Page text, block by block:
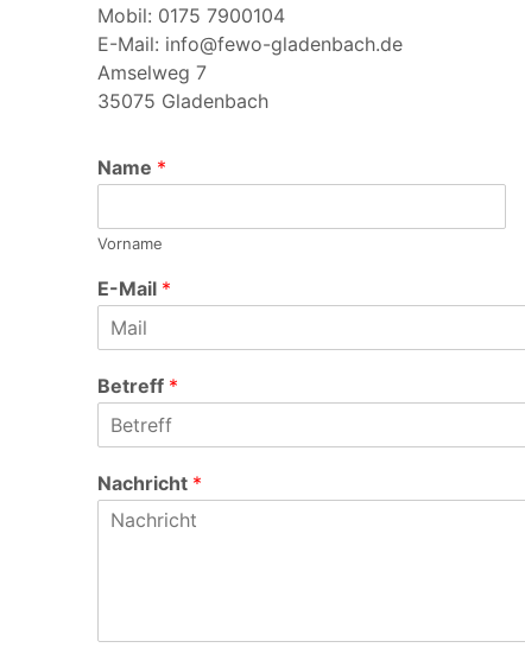
Mobil: 0175 7900104
E-Mail: info@fewo-gladenbach.de
Amselweg 7
35075 Gladenbach
Name *
Vorname
E-Mail *
Betreff *
Nachricht *